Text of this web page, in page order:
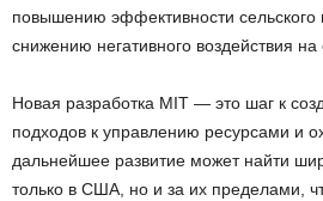
повышению эффективности сельского
снижению негативного воздействия
Новая разработка MIT — это шаг к
подходов к управлению ресурсами и
дальнейшее развитие может найти
только в США, но и за их пределами,